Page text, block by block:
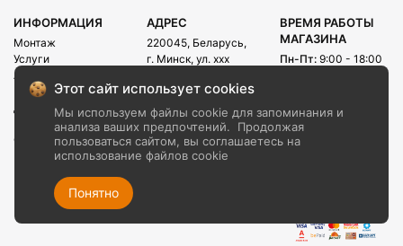
ИНФОРМАЦИЯ
Монтаж
Услуги
Акции
Рассрочка
Доставка и оплата
О компании
Контакты
АДРЕС
220045, Беларусь,
г. Минск, ул. xxx
E-mail:
info@iheat.by
ВРЕМЯ РАБОТЫ
МАГАЗИНА
Пн-Пт: 9:00 - 18:00
CALL-ЦЕНТРА
Сб-Вс:
Этот сайт использует cookies
Мы используем файлы cookie для запоминания и
анализа ваших предпочтений.
Продолжая
пользоваться сайтом, вы соглашаетесь на
использование файлов cookie
Понятно